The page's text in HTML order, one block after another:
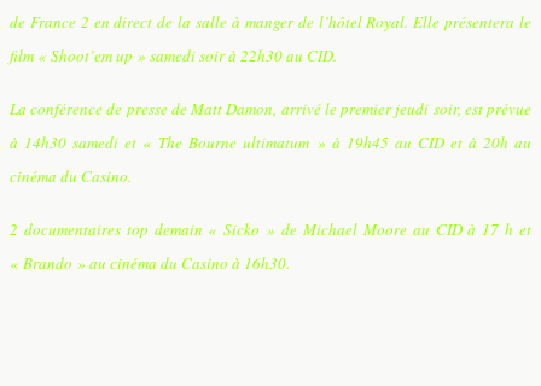
de France 2 en direct de la salle à manger de l’hôtel Royal. Elle présentera le
film « Shoot’em up » samedi soir à 22h30 au CID.
La conférence de presse de Matt Damon, arrivé le premier jeudi soir, est prévue
à 14h30 samedi et « The Bourne ultimatum » à 19h45 au CID et à 20h au
cinéma du Casino.
2 documentaires top demain « Sicko » de Michael Moore au CID à 17 h et
« Brando » au cinéma du Casino à 16h30.